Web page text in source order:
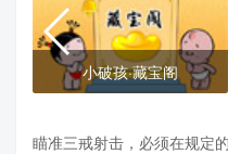
小破孩·藏宝阁
瞄准三戒射击，必须在规定